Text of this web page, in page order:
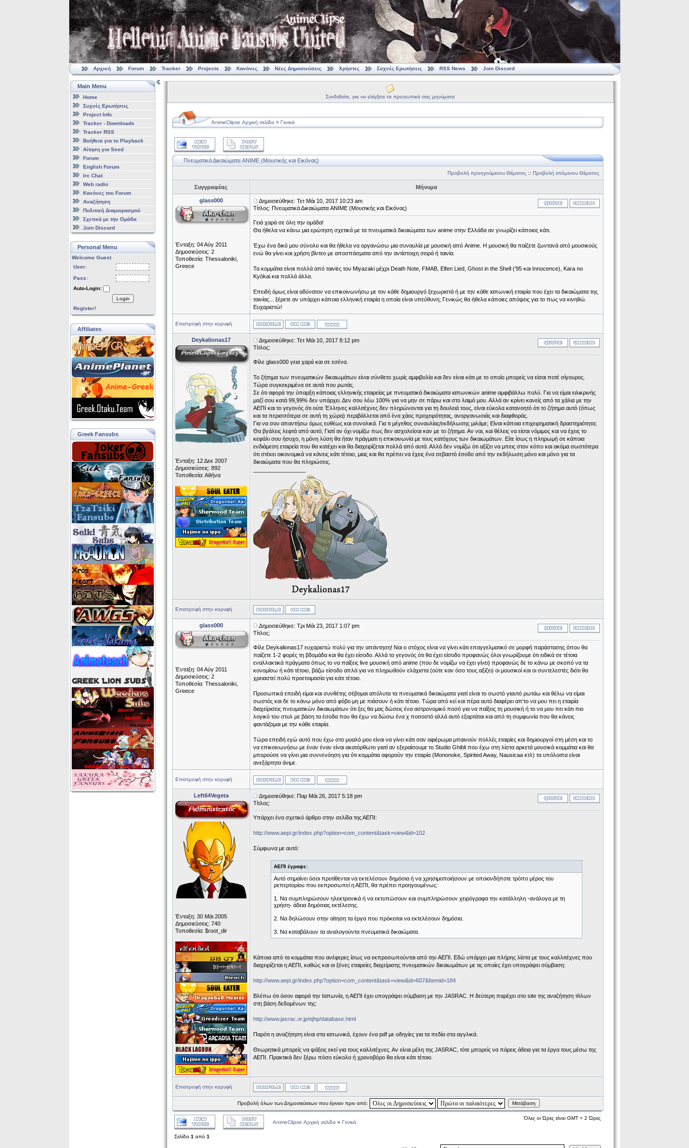
Αρχική Forum Tracker Projects Κανόνες Νέες Δημοσιεύσεις Χρήστες Συχνές Ερωτήσεις RSS News Join Discord
Main Menu
Home
Συχνές Ερωτήσεις
Project Info
Tracker - Downloads
Tracker RSS
Βοήθεια για το Playback
Αίτηση για Seed
Forum
English Forum
Irc Chat
Web radio
Κανόνες του Forum
Αναζήτηση
Πολιτική Διαμοιρασμού
Σχετικά με την Ομάδα
Join Discord
Personal Menu
Welcome Guest
User:
Pass:
Auto-Login:
Login
Register!
Affiliates
Greek Fansubs
Συνδεθείτε, για να ελέγξετε τα προσωπικά σας μηνύματα
AnimeClipse Αρχική σελίδα» Γενικά
Πνευματικά Δικαιώματα ANIME (Μουσικής και Εικόνας)
Προβολή προηγούμενου Θέματος :: Προβολή επόμενου Θέματος
Συγγραφέας Μήνυμα
glass000
Ένταξη: 04 Αύγ 2011
Δημοσιεύσεις: 2
Τοποθεσία: Thessaloniki,
Greece
Δημοσιεύθηκε: Τετ Μάι 10, 2017 10:23 am
Τίτλος: Πνευματικά Δικαιώματα ANIME (Μουσικής και Εικόνας)
Γειά χαρά σε όλη την ομάδα!
Θα ήθελα να κάνω μια ερώτηση σχετικά με τα πνευματικά δικαιώματα των anime στην Ελλάδα αν γνωρίζει κάποιος κάτι.
Έχω ένα δικό μου σύνολο και θα ήθελα να οργανώσω μια συναυλία με μουσική από Anime. Η μουσική θα παίζετε ζωντανά από μουσικούς
ενώ θα γίνει και χρήση βίντεο με αποσπάσματα από την αντίστοιχη σειρά ή ταινία.
Τα κομμάτια είναι πολλά από ταινίες του Miyazaki μέχρι Death Note, FMAB, Elfen Lied, Ghost in the Shell ('95 και Innocence), Kara no
Kyōkai και πολλά άλλα.
Επειδή όμως είναι αδύνατον να επικοινωνήσω με τον κάθε δημιουργό ξεχωριστά ή με την κάθε ιαπωνική εταιρία που έχει τα δικαιώματα της
ταινίας... ξέρετε αν υπάρχει κάποια ελληνική εταιρία η οποία είναι υπεύθυνη; Γενικώς θα ήθελα κάποιες απόψεις για το πως να κινηθώ.
Ευχαριστώ!
Επιστροφή στην κορυφή
Deykalionas17
Ένταξη: 12 Δεκ 2007
Δημοσιεύσεις: 892
Τοποθεσία: Αθήνα
Δημοσιεύθηκε: Τετ Μάι 10, 2017 8:12 pm
Τίτλος:
Φίλε glass000 γεια χαρά και σε εσένα.
Το ζήτημα των πνευματικών δικαιωμάτων είναι σύνθετο χωρίς αμφιβολία και δεν είναι κάτι με το οποίο μπορείς να είσαι ποτέ σίγουρος.
Τώρα συγκεκριμένα σε αυτά που ρωτάς.
Σε ότι αφορά την ύπαρξη κάποιας ελληνικής εταιρείας με πνευματικά δικαιώματα ιαπωνικών anime αμφιβάλλω πολύ. Για να είμαι ειλικρινής
μαζί σου κατά 99,99% δεν υπάρχει. Δεν σου λέω 100% για να μην σε πάρω και στο λαιμό μου. Αλλά αν κρίνει κανείς από τα χάλια με την
ΑΕΠΙ και το γεγονός ότι ούτε Έλληνες καλλιτέχνες δεν πληρώνονται για τη δουλειά τους, είναι εύκολα κατανοητό ότι το ζήτημα αυτό (όπως
και τα περισσότερα σε αυτή τη χώρα) περιβάλλεται από ένα χάος προχειρότητας, ανοργανωσιάς και διαφθοράς.
Για να σου απαντήσω όμως ευθέως και συνολικά. Για τι μέγεθος συναυλίας/εκδήλωσης μιλάμε; Είναι κάποια επιχειρηματική δραστηριότητα;
Θα βγάλεις λεφτά από αυτό; Γιατί αν όχι νομίζω πως δεν ασχολείσαι καν με το ζήτημα. Αν ναι, και θέλεις να είσαι νόμιμος και να έχεις το
κεφάλι σου ήσυχο, η μόνη λύση θα ήταν πράγματι η επικοινωνία με τους κατόχους των δικαιωμάτων. Είτε ίσως η πληρωμή σε κάποια
ενδιάμεση εταιρεία που θα κατέχει και θα διαχειρίζεται πολλά από αυτά. Αλλά δεν νομίζω ότι αξίζει να μπεις στον κόπο και ακόμα σωστότερα
ότι στέκει οικονομικά να κάνεις κάτι τέτοιο, μιας και θα πρέπει να έχεις ένα σεβαστό έσοδο από την εκδήλωση μόνο και μόνο για τα
δικαιώματα που θα πληρώσεις.
Επιστροφή στην κορυφή
glass000
Ένταξη: 04 Αύγ 2011
Δημοσιεύσεις: 2
Τοποθεσία: Thessaloniki,
Greece
Δημοσιεύθηκε: Τρι Μάι 23, 2017 1:07 pm
Τίτλος:
Φίλε Deykalionas17 ευχαριστώ πολύ για την απάντηση! Ναι ο στόχος είναι να γίνει κάτι επαγγελματικό σε μορφή παράστασης όπου θα
παίζετε 1-2 φορές τη βδομάδα και θα έχει είσοδο. Αλλά το γεγονός ότι θα έχει είσοδο προφανώς όλοι γνωρίζουμε ότι ειδικά σε τέτοια
εναλλακτικά πράγματα όπως το να παίξεις live μουσική από anime (που δε νομίζω να έχει γίνει) προφανώς δε το κάνω με σκοπό να τα
κονομίσω ή κάτι τέτοιο, βάζω είσοδο απλά για να πληρωθούν ελάχιστα (ούτε καν όσο τους αξίζει) οι μουσικοί και οι συντελεστές διότι θα
χρειαστεί πολύ προετοιμασία για κάτι τέτοιο.
Προσωπικά επειδή είμαι και συνθέτης σέβομαι απόλυτα τα πνευματικά δικαιώματα γιατί είναι το σωστό γιαυτό ρωτάω και θέλω να είμαι
σωστός και δε το κάνω μόνο από φόβο μη με πιάσουν ή κάτι τέτοιο. Τώρα από κεί και πέρα αυτό διαφέρει απ'το να μου πει η εταιρία
διαχείρισεις πνευματικών δικαιωμάτων ότι ξες θα μας δώσεις ένα αστρονομικό ποσό για να παίξεις τη μουσική ή το να μου πει κάτι πιο
λογικό του στυλ με βάση τα έσοδα που θα έχω να δώσω ένα χ ποσοστό αλλά αυτό εξαρτάται και από τη συμφωνία που θα κάνεις
φαντάζομαι με την κάθε εταιρία.
Τώρα επειδή εγώ αυτό που έχω στο μυαλό μου είναι να γίνει κάτι σαν αφιέρωμα μπαινούν πολλές εταιρίες και δημιουργοί στη μέση και το
να επικοινωνήσω με έναν έναν είναι ακατόρθωτο γιατί αν εξεραίσουμε το Studio Ghibli που έχω στη λίστα αρκετά μουσικά κομμάτια και θα
μπορούσε να γίνει μια συννενόηση για ότι κομμάτια αφορούν την εταιρία (Mononoke, Spirited Away, Nausicaa κτλ) τα υπόλοιπα είναι
ανεξάρτητα άνιμε.
Επιστροφή στην κορυφή
Left64Vegeta
Ένταξη: 30 Μάι 2005
Δημοσιεύσεις: 740
Τοποθεσία: $root_dir
Δημοσιεύθηκε: Παρ Μάι 26, 2017 5:18 pm
Τίτλος:
Υπάρχει ένα σχετικό άρθρο στην σελίδα της ΑΕΠΙ:
http://www.aepi.gr/index.php?option=com_content&task=view&id=102
Σύμφωνα με αυτό:
ΑΕΠΙ έγραψε:
Αυτό σημαίνει όσοι προτίθενται να εκτελέσουν δημόσια ή να χρησιμοποιήσουν με οποιονδήποτε τρόπο μέρος του
ρεπερτορίου που εκπροσωπεί η ΑΕΠΙ, θα πρέπει προηγουμένως:
1. Να συμπληρώσουν ηλεκτρονικά ή να εκτυπώσουν και συμπληρώσουν χειρόγραφα την κατάλληλη -ανάλογα με τη
χρήση- άδεια δημόσιας εκτέλεσης.
2. Να δηλώσουν στην αίτηση τα έργα που πρόκειται να εκτελέσουν δημόσια.
3. Να καταβάλουν τα αναλογούντα πνευματικά δικαιώματα.
Κάποια από τα κομμάτια που ανέφερες ίσως να εκπροσωπούνται από την ΑΕΠΙ. Εδώ υπάρχει μια πλήρης λίστα με τους καλλιτέχνες που
διαχειρίζεται η ΑΕΠΙ, καθώς και οι ξένες εταιρείες διαχείρισης πνευματικών δικαιωμάτων με τις οποίες έχει υπογράψει σύμβαση:
http://www.aepi.gr/index.php?option=com_content&task=view&id=607&Itemid=184
Βλέπω ότι όσον αφορά την Ιαπωνία, η ΑΕΠΙ έχει υπογράψει σύμβαση με την JASRAC. Η δεύτερη παρέχει στο site της αναζήτηση τίτλων
στη βάση δεδομένων της:
http://www.jasrac.or.jp/ejhp/database.html
Παρότι η αναζήτηση είναι στα ιαπωνικά, έχουν ένα pdf με οδηγίες για τα πεδία στα αγγλικά.
Θεωρητικά μπορείς να ψάξεις εκεί για τους καλλιτέχνες. Αν είναι μέλη της JASRAC, τότε μπορείς να πάρεις άδεια για τα έργα τους μέσω της
ΑΕΠΙ. Πρακτικά δεν ξέρω πόσο εύκολο ή χρονοβόρο θα είναι κάτι τέτοιο.
Επιστροφή στην κορυφή
Προβολή όλων των Δημοσιεύσεων που έγιναν πριν από: Μετάβαση
AnimeClipse Αρχική σελίδα» Γενικά
Όλες οι Ώρες είναι GMT + 2 Ώρες
Σελίδα 1 από 1